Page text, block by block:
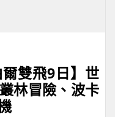
爾雙飛9日】世
林冒險、波卡